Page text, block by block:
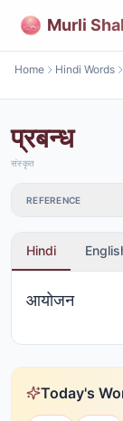
Murli
Home Hindi Words
प्रबन्ध
संस्कृत
REFERENCE
Hindi
आयोजन
Today's